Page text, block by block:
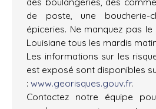
de poste, une boucherie-
épiceries. Ne manquez pas
Louisiane tous les mardis
Les informations sur les
est exposé sont disponibles
: www.georisques.gouv.fr.
Contactez notre équipe